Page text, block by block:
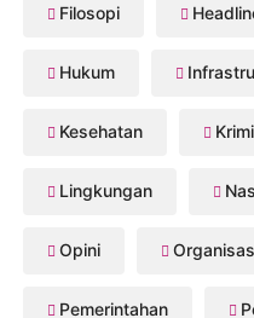
Filosopi
Hukum
Kesehatan
Lingkungan
Opini Organisas
Pemerintahan